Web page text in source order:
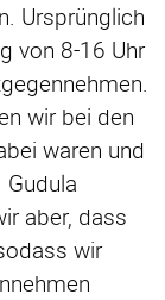
Ursprünglich
von 8-16 Uhr
wir bei den
waren und
aber, dass
wir